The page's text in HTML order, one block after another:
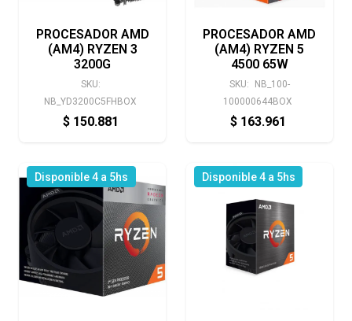
PROCESADOR AMD
(AM4) RYZEN 3
3200G
SKU:
NB_YD3200C5FHBOX
$ 150.881
PROCESADOR AMD
(AM4) RYZEN 5
4500 65W
SKU:
NB_100-
100000644BOX
$ 163.961
Disponible 4 a 5hs Disponible 4 a 5hs